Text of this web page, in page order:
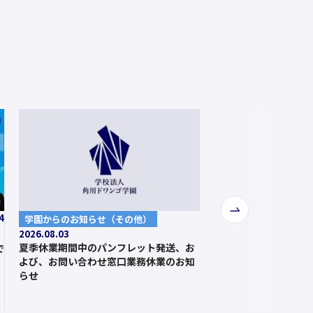
学園からのお知らせ（その他）
2026.08.03
夏季休業期間中のパンフレット発送、お
よび、お問い合わせ窓口業務休業のお知
らせ
次